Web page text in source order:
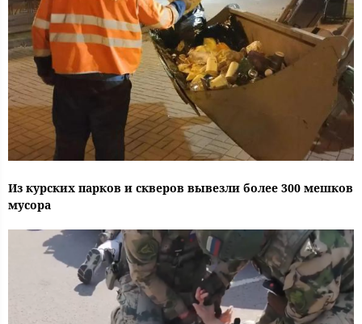
Из курских парков и скверов вывезли более 300 мешков
мусора